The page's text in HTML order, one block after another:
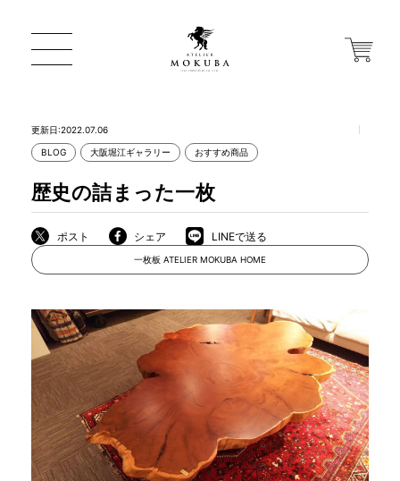
店舗から探す
MOKUBA について
商品情報
更新日:2022.07.06
BLOG 大阪堀江ギャラリー おすすめ商品
歴史の詰まった一枚
ポスト シェア LINEで送る
一枚板 ATELIER MOKUBA HOME